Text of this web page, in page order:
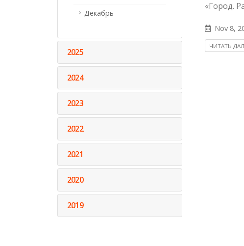
Декабрь
2025
2024
2023
2022
2021
2020
2019
«Город.
Nov 8,
ЧИТАТЬ